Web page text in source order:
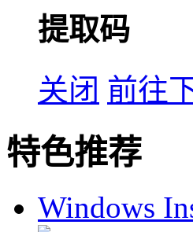
提取码
关闭 前往
特色推荐
Windows